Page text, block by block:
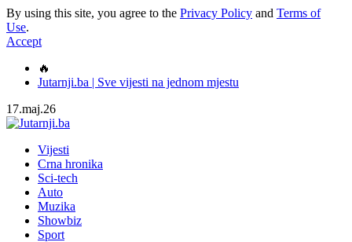
By using this site, you agree to the Privacy Policy and Terms of
Use.
Accept
🔥
Jutarnji.ba | Sve vijesti na jednom mjestu
17.maj.26
Vijesti
Crna hronika
Sci-tech
Auto
Muzika
Showbiz
Sport